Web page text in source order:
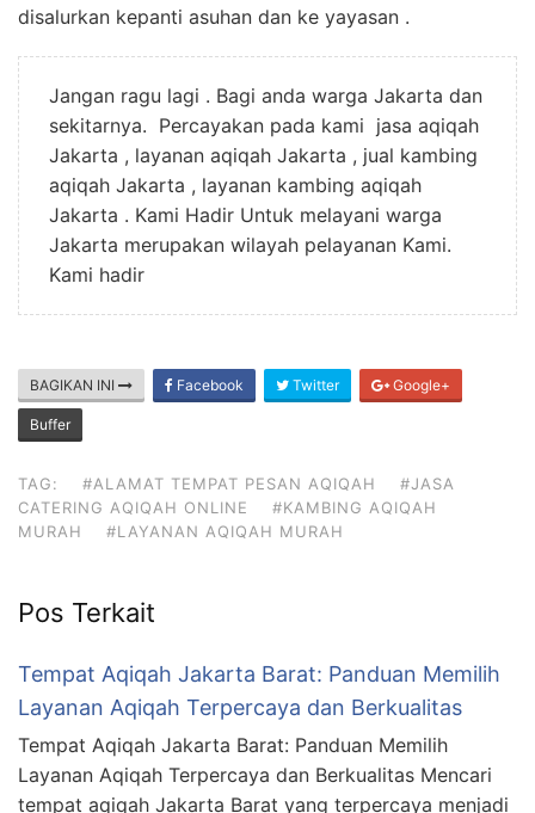
disalurkan kepanti asuhan dan ke yayasan .
Jangan ragu lagi . Bagi anda warga Jakarta dan
sekitarnya. Percayakan pada kami jasa aqiqah
Jakarta , layanan aqiqah Jakarta , jual kambing
aqiqah Jakarta , layanan kambing aqiqah
Jakarta . Kami Hadir Untuk melayani warga
Jakarta merupakan wilayah pelayanan Kami.
Kami hadir
BAGIKAN INI Facebook Twitter Google+
Buffer
TAG: #ALAMAT TEMPAT PESAN AQIQAH
#JASA
CATERING AQIQAH ONLINE
#KAMBING AQIQAH
MURAH
#LAYANAN AQIQAH MURAH
Pos Terkait
Tempat Aqiqah Jakarta Barat: Panduan Memilih
Layanan Aqiqah Terpercaya dan Berkualitas
Tempat Aqiqah Jakarta Barat: Panduan Memilih
Layanan Aqiqah Terpercaya dan Berkualitas Mencari
tempat aqiqah Jakarta Barat yang terpercaya menjadi